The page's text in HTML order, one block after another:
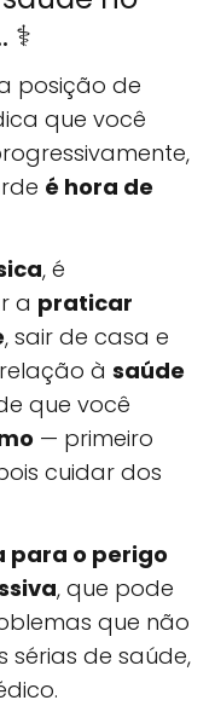
⚕️
posição de
que você
é hora de
, é
a praticar
, sair de casa e
à saúde
que você
— primeiro
cuidar dos
para o perigo
, que pode
que não
sérias de saúde,